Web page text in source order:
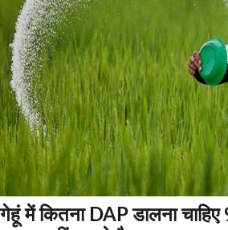
गेहूं में कितना DAP डालना